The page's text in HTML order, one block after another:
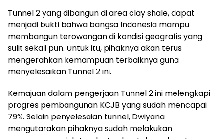
Tunnel 2 yang dibangun di area clay shale, dapat
menjadi bukti bahwa bangsa Indonesia mampu
membangun terowongan di kondisi geografis yang
sulit sekali pun. Untuk itu, pihaknya akan terus
mengerahkan kemampuan terbaiknya guna
menyelesaikan Tunnel 2 ini.
Kemajuan dalam pengerjaan Tunnel 2 ini melengkapi
progres pembangunan KCJB yang sudah mencapai
79%. Selain penyelesaian tunnel, Dwiyana
mengutarakan pihaknya sudah melakukan